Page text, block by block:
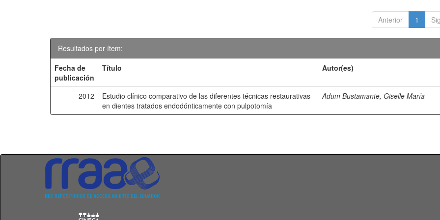
Anterior 1
Resultados por ítem:
Fecha de
publicación
Título Autor(es)
2012
Estudio clínico comparativo de las diferentes técnicas restaurativas
en dientes tratados endodónticamente con pulpotomía
Adum Bustamante, Giselle María